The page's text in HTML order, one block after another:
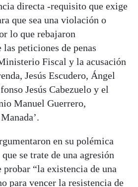
directa -requisito que exige
que sea una violación o
lo que rebajaron
peticiones de penas
Fiscal y la acusación
Jesús Escudero, Ángel
Jesús Cabezuelo y el
Manuel Guerrero,
en su polémica
se trate de una agresión
probar “la existencia de una
para vencer la resistencia de